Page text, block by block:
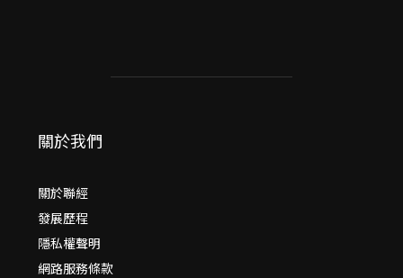
關於我們
關於聯經
發展歷程
隱私權聲明
網路服務條款